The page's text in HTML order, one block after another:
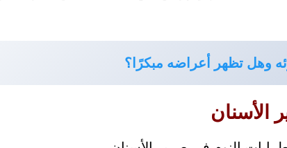
وهل تظهر أعراضه مبكرًا؟
الأسنان